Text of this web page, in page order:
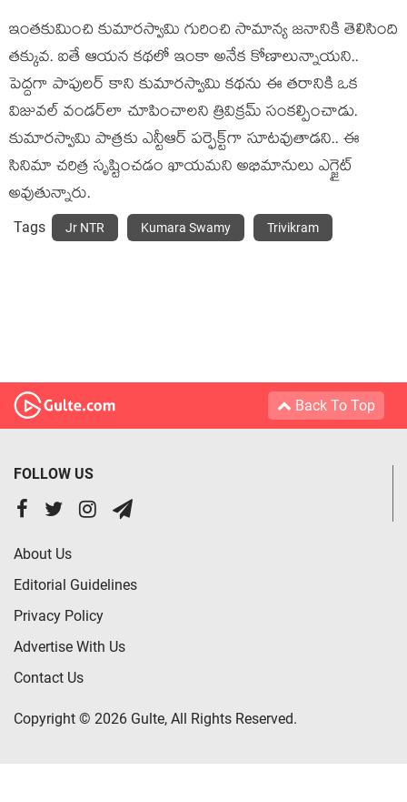
ఇంత‌కుమించి కుమార‌స్వామి గురించి సామాన్య జ‌నానికి తెలిసింది
త‌క్కువ‌. ఐతే ఆయ‌న క‌థ‌లో ఇంకా అనేక కోణాలున్నాయ‌ని..
పెద్ద‌గా పాపుల‌ర్ కాని కుమార‌స్వామి క‌థ‌ను ఈ త‌రానికి ఒక
విజువ‌ల్ వండ‌ర్‌లా చూపించాల‌ని త్రివిక్ర‌మ్ సంక‌ల్పించాడు.
కుమార‌స్వామి పాత్ర‌కు ఎన్టీఆర్ పర్ఫెక్ట్‌గా సూట‌వుతాడ‌ని.. ఈ
సినిమా చ‌రిత్ర సృష్టించ‌డం ఖాయ‌మ‌ని అభిమానులు ఎగ్జైట్
అవుతున్నారు.
Tags Jr NTR Kumara Swamy Trivikram
Back To Top
FOLLOW US
About Us
Editorial Guidelines
Privacy Policy
Advertise With Us
Contact Us
Copyright © 2026 Gulte, All Rights Reserved.